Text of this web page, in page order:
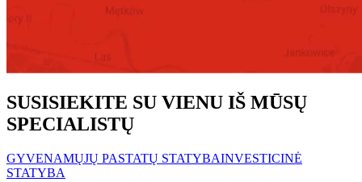
SUSISIEKITE SU VIENU IŠ MŪSŲ
SPECIALISTŲ
GYVENAMŲJŲ PASTATŲ STATYBAINVESTICINĖ
STATYBA